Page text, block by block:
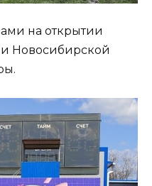
на открытии
Новосибирской